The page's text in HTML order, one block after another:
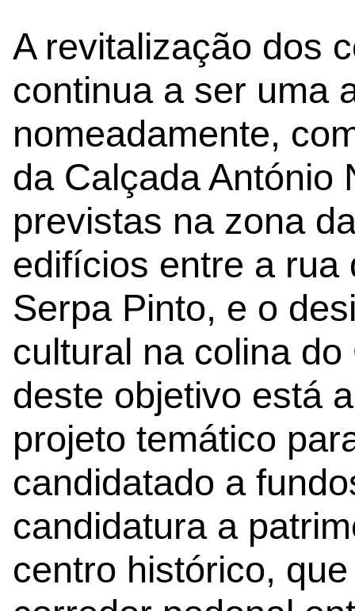
A revitalização dos
continua a ser uma
nomeadamente,
da Calçada António
previstas na zona
edifícios entre a
Serpa Pinto, e o
cultural na colina
deste objetivo está
projeto temático
candidatado a
candidatura a
centro histórico,